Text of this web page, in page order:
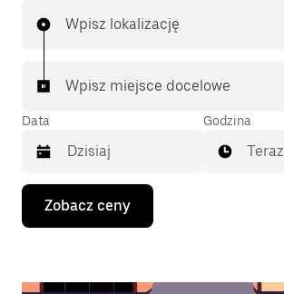
Wpisz lokalizację
Wpisz miejsce docelowe
Data
Naciśnij
klawisz
strzałki
Godzina
Teraz
Zobacz ceny